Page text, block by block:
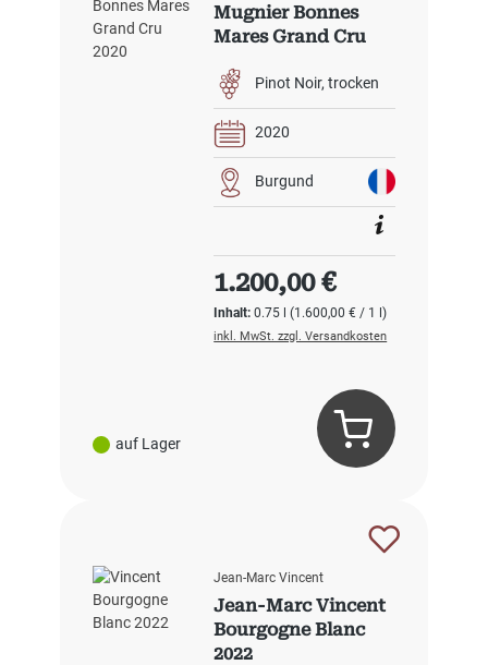
auf Lager
Mugnier Bonnes
Mares Grand Cru
Pinot Noir trocken
2020
Burgund
Inhalt:0.75 l(1.600,00 € / 1 l)
Regulärer Preis:
1.200,00 €
inkl. MwSt. zzgl. Versandkosten
Jean-Marc Vincent
Jean-Marc Vincent
Bourgogne Blanc
2022